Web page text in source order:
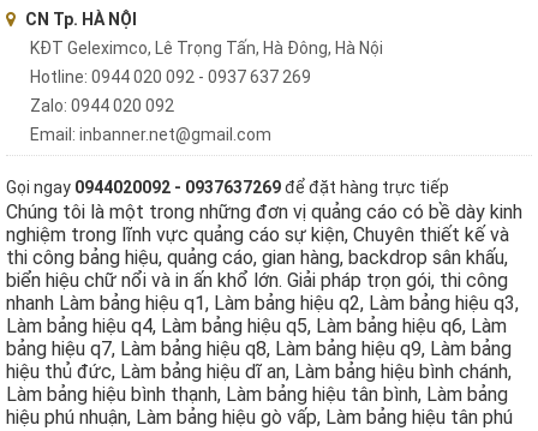
CN Tp. HÀ NỘI
KĐT Geleximco, Lê Trọng Tấn, Hà Đông, Hà Nội
Hotline: 0944 020 092 - 0937 637 269
Zalo: 0944 020 092
Email: inbanner.net@gmail.com
Gọi ngay 0944020092 - 0937637269để đặt hàng trực tiếp
Chúng tôi là một trong những đơn vị quảng cáo có bề dày kinh
nghiệm trong lĩnh vực quảng cáo sự kiện, Chuyên thiết kế và
thi công bảng hiệu, quảng cáo, gian hàng, backdrop sân khấu,
biển hiệu chữ nổi và in ấn khổ lớn. Giải pháp trọn gói, thi công
nhanh Làm bảng hiệu q1, Làm bảng hiệu q2, Làm bảng hiệu q3,
Làm bảng hiệu q4, Làm bảng hiệu q5, Làm bảng hiệu q6, Làm
bảng hiệu q7, Làm bảng hiệu q8, Làm bảng hiệu q9, Làm bảng
hiệu thủ đức, Làm bảng hiệu dĩ an, Làm bảng hiệu bình chánh,
Làm bảng hiệu bình thạnh, Làm bảng hiệu tân bình, Làm bảng
hiệu phú nhuận, Làm bảng hiệu gò vấp, Làm bảng hiệu tân phú